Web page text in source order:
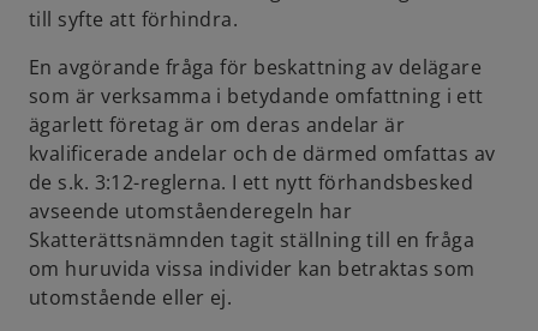
e
w
a
b
till syfte att förhindra.
En avgörande fråga för beskattning av delägare
som är verksamma i betydande omfattning i ett
ägarlett företag är om deras andelar är
kvalificerade andelar och de därmed omfattas av
de s.k. 3:12-reglerna. I ett nytt förhandsbesked
avseende utomståenderegeln har
Skatterättsnämnden tagit ställning till en fråga
om huruvida vissa individer kan betraktas som
utomstående eller ej.